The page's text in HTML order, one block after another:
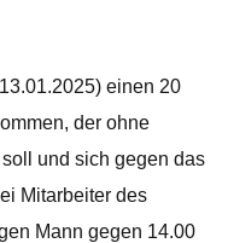
einen 20
der ohne
und sich gegen das
Mitarbeiter des
Mann gegen 14.00